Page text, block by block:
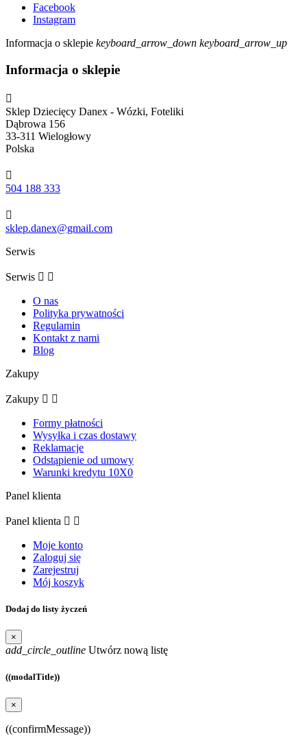
Facebook
Instagram
Informacja o sklepie keyboard_arrow_down keyboard_arrow_up
Informacja o sklepie

Sklep Dziecięcy Danex - Wózki, Foteliki
Dąbrowa 156
33-311 Wielogłowy
Polska

504 188 333

sklep.danex@gmail.com
Serwis
Serwis  
O nas
Polityka prywatności
Regulamin
Kontakt z nami
Blog
Zakupy
Zakupy  
Formy płatności
Wysyłka i czas dostawy
Reklamacje
Odstąpienie od umowy
Warunki kredytu 10X0
Panel klienta
Panel klienta  
Moje konto
Zaloguj się
Zarejestruj
Mój koszyk
Dodaj do listy życzeń
×
add_circle_outline Utwórz nową listę
((modalTitle))
×
((confirmMessage))